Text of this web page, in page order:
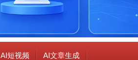
AI短视频 AI文章生成